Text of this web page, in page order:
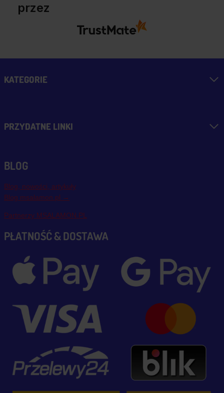
przez
KATEGORIE
PRZYDATNE LINKI
BLOG
Blog, nowości, artykuły
Blog msalamon.pl →
Partnerzy MSALAMON.PL
PŁATNOŚĆ & DOSTAWA